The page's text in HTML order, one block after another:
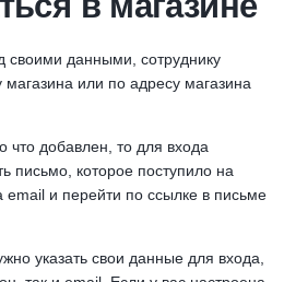
своими данными, сотруднику
или по адресу магазина
что добавлен, то для входа
письмо, которое поступило на
email и перейти по ссылке в письме
указать свои данные для входа,